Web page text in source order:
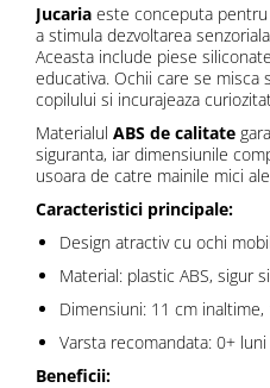
Jucaria este conceputa
a stimula dezvoltarea
Aceasta include piese
educativa. Ochii care se
copilului si incurajeaza
Materialul ABS de calitate
siguranta, iar dimensiunile
usoara de catre mainile mici
Caracteristici principale:
Design atractiv cu ochi
Material: plastic ABS, sigur
Dimensiuni: 11 cm
Varsta recomandata: 0+ luni
Beneficii: